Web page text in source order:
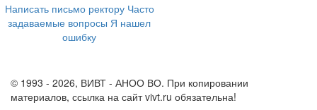
Написать письмо ректору Часто
задаваемые вопросы Я нашел
ошибку
© 1993 - 2026, ВИВТ - АНОО ВО. При копировании
материалов, ссылка на сайт vivt.ru обязательна!